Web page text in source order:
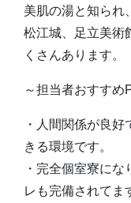
美肌の湯と知られ
松江城、足立美術
くさんあります。
～担当者おすすめ
・人間関係が良
きる環境です。
・完全個室寮に
レも完備されてま